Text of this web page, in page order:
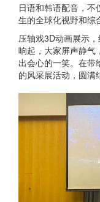
日语和韩语配音，
生的全球化视野和综
压轴戏3D动画展示
响起，大家屏声静气
出会心的一笑。在带
的风采展活动，圆满